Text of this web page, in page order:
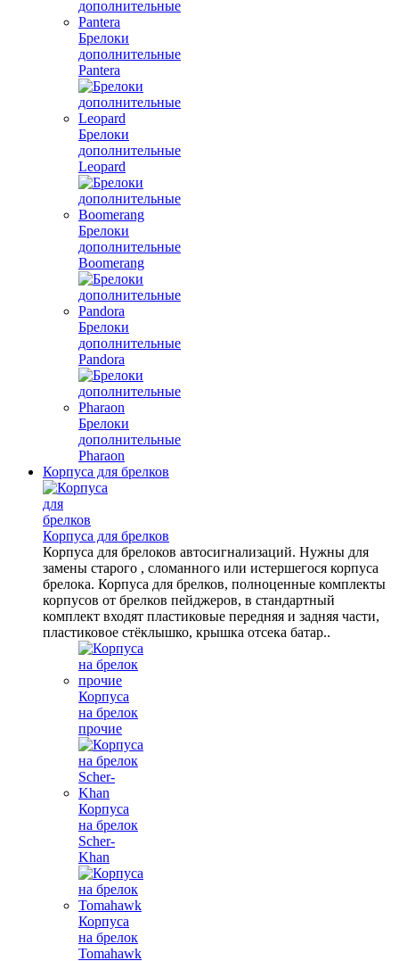
Брелоки
дополнительные
Pantera
Брелоки
дополнительные
Leopard
Брелоки
дополнительные
Boomerang
Брелоки
дополнительные
Pandora
Брелоки
дополнительные
Pharaon
Корпуса для брелков
Корпуса для брелков
Корпуса для брелоков автосигнализаций. Нужны для
замены старого , сломанного или истершегося корпуса
брелока. Корпуса для брелков, полноценные комплекты
корпусов от брелков пейджеров, в стандартный
комплект входят пластиковые передняя и задняя части,
пластиковое стёклышко, крышка отсека батар..
Корпуса
на брелок
прочие
Корпуса
на брелок
Scher-
Khan
Корпуса
на брелок
Tomahawk